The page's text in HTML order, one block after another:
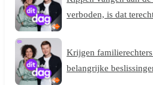
verboden, is dat
Krijgen
belangrijke